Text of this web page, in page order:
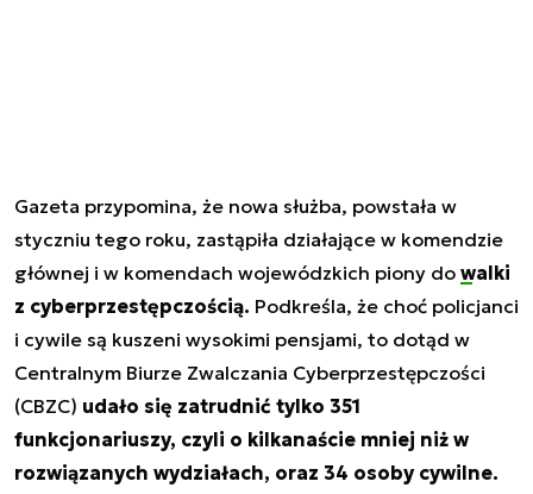
Gazeta przypomina, że nowa służba, powstała w
styczniu tego roku, zastąpiła działające w komendzie
głównej i w komendach wojewódzkich piony do walki
z cyberprzestępczością. Podkreśla, że choć policjanci
i cywile są kuszeni wysokimi pensjami, to dotąd w
Centralnym Biurze Zwalczania Cyberprzestępczości
(CBZC) udało się zatrudnić tylko 351
funkcjonariuszy, czyli o kilkanaście mniej niż w
rozwiązanych wydziałach, oraz 34 osoby cywilne.